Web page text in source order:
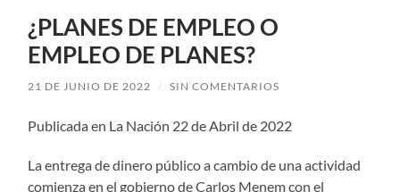
¿PLANES DE EMPLEO O
EMPLEO DE PLANES?
21 DE JUNIO DE 2022 / SIN COMENTARIOS
Publicada en La Nación 22 de Abril de 2022
La entrega de dinero público a cambio de una actividad
comienza en el gobierno de Carlos Menem con el